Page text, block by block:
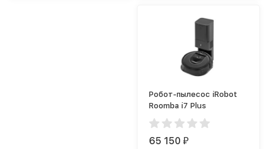
Робот-пылесос iRobot
Roomba i7 Plus
65 150₽